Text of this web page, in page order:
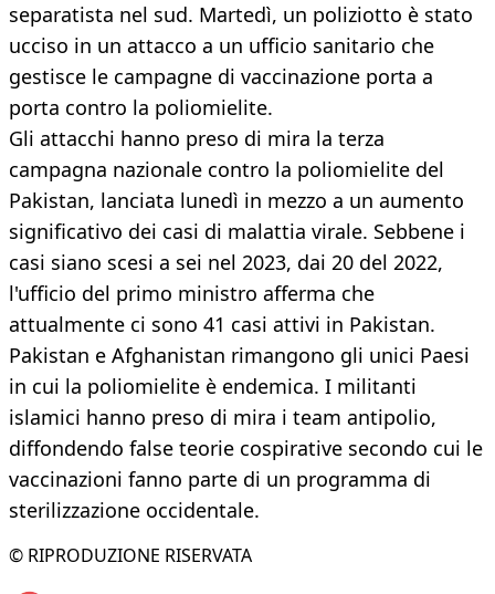
separatista nel sud. Martedì, un poliziotto è stato
ucciso in un attacco a un ufficio sanitario che
gestisce le campagne di vaccinazione porta a
porta contro la poliomielite.
Gli attacchi hanno preso di mira la terza
campagna nazionale contro la poliomielite del
Pakistan, lanciata lunedì in mezzo a un aumento
significativo dei casi di malattia virale. Sebbene i
casi siano scesi a sei nel 2023, dai 20 del 2022,
l'ufficio del primo ministro afferma che
attualmente ci sono 41 casi attivi in Pakistan.
Pakistan e Afghanistan rimangono gli unici Paesi
in cui la poliomielite è endemica. I militanti
islamici hanno preso di mira i team antipolio,
diffondendo false teorie cospirative secondo cui le
vaccinazioni fanno parte di un programma di
sterilizzazione occidentale.
© RIPRODUZIONE RISERVATA